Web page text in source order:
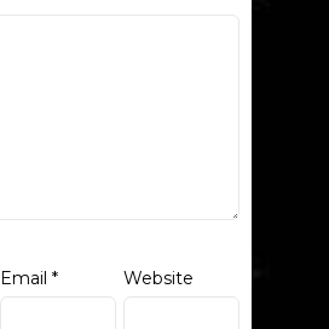
Email * Website